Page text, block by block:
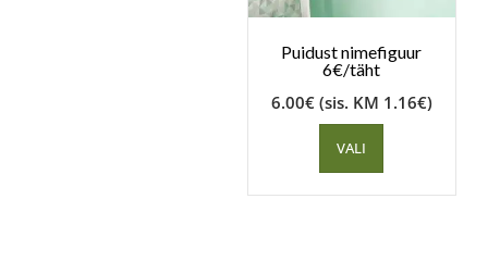
Puidust nimefiguur
6€/täht
6.00€ (sis. KM 1.16€)
VALI